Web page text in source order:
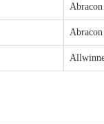
Abracon
Abracon